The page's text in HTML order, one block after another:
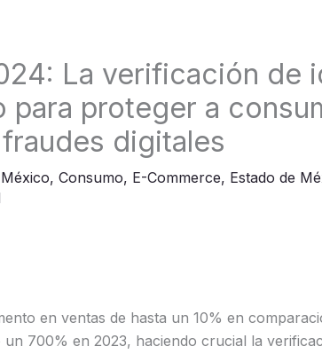
La verificación de
para proteger a
digitales
, Consumo, E-Commerce, Estado de
en ventas de hasta un 10% en
700% en 2023, haciendo crucial la